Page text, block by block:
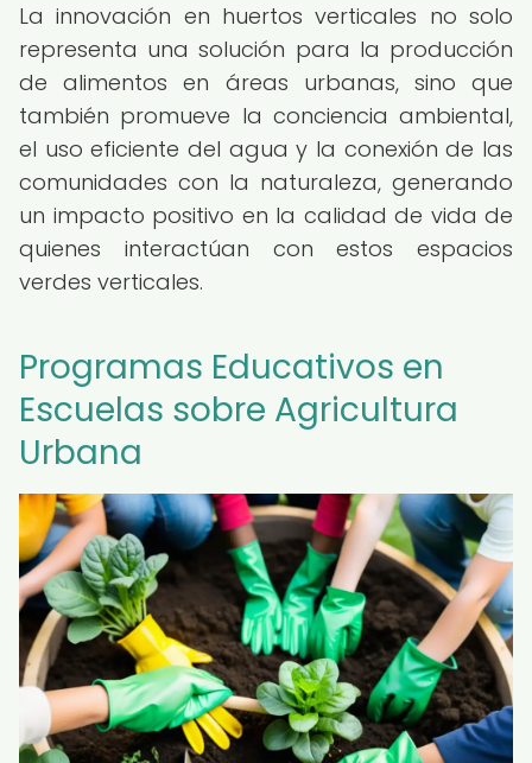
La innovación en huertos verticales no solo
representa una solución para la producción
de alimentos en áreas urbanas, sino que
también promueve la conciencia ambiental,
el uso eficiente del agua y la conexión de las
comunidades con la naturaleza, generando
un impacto positivo en la calidad de vida de
quienes interactúan con estos espacios
verdes verticales.
Programas Educativos en
Escuelas sobre Agricultura
Urbana